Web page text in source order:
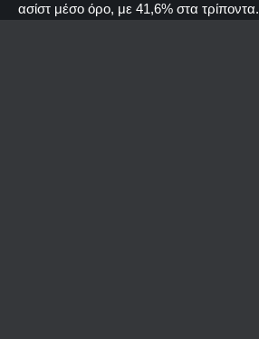
ασίστ μέσο όρο, με 41,6% στα τρίποντα.